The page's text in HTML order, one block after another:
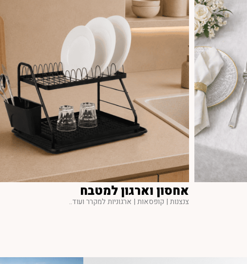
אחסון וארגון למטבח
צנצנות | קופסאות | ארגוניות למקרר ועוד..